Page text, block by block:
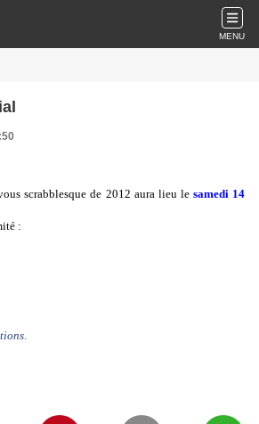
MENU
scrabblesque de 2012 aura lieu le samedi 14
:
.